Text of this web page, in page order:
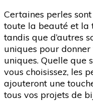
Certaines perles
toute la beauté et la
tandis que d’autres
uniques pour
uniques. Quelle que
vous choisissez, les
ajouteront une
tous vos projets de